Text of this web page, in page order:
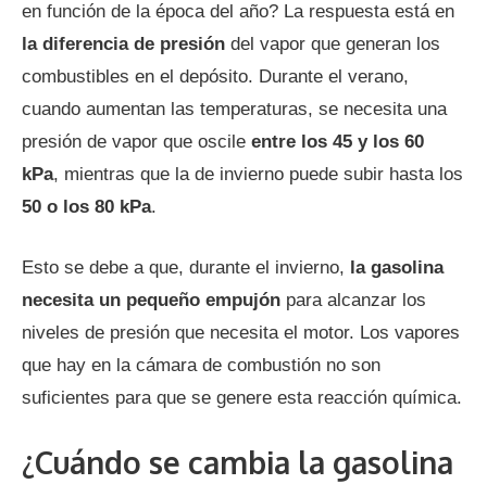
en función de la época del año? La respuesta está en
la diferencia de presión del vapor que generan los
combustibles en el depósito. Durante el verano,
cuando aumentan las temperaturas, se necesita una
presión de vapor que oscile entre los 45 y los 60
kPa, mientras que la de invierno puede subir hasta los
50 o los 80 kPa.
Esto se debe a que, durante el invierno, la gasolina
necesita un pequeño empujón para alcanzar los
niveles de presión que necesita el motor. Los vapores
que hay en la cámara de combustión no son
suficientes para que se genere esta reacción química.
¿Cuándo se cambia la gasolina